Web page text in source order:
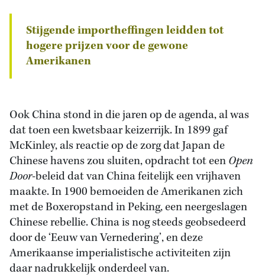
Stijgende importheffingen leidden tot
hogere prijzen voor de gewone
Amerikanen
Ook China stond in die jaren op de agenda, al was
dat toen een kwetsbaar keizerrijk. In 1899 gaf
McKinley, als reactie op de zorg dat Japan de
Chinese havens zou sluiten, opdracht tot eenOpen
Door-beleid dat van China feitelijk een vrijhaven
maakte. In 1900 bemoeiden de Amerikanen zich
met de Boxeropstand in Peking, een neergeslagen
Chinese rebellie. China is nog steeds geobsedeerd
door de ‘Eeuw van Vernedering’, en deze
Amerikaanse imperialistische activiteiten zijn
daar nadrukkelijk onderdeel van.